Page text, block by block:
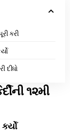
કરી
દીધો
૧૨મી